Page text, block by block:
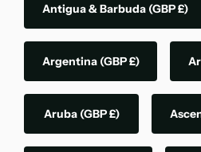
Antigua & Barbuda (GBP £)
Argentina (GBP £)
Aruba (GBP £)